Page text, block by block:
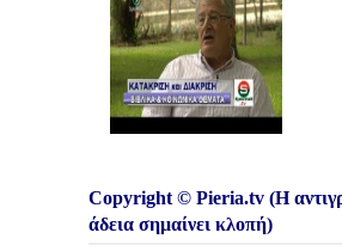
Copyright © Pieria.tv (Η
άδεια σημαίνει κλοπή)